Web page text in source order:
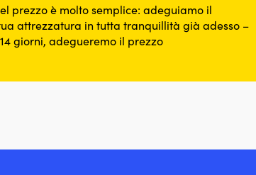
prezzo è molto semplice: adeguiamo il
attrezzatura in tutta tranquillità già adesso –
giorni, adegueremo il prezzo